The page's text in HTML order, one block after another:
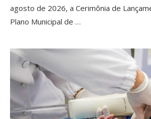
agosto de 2026, a Cerimônia de
Plano Municipal de …